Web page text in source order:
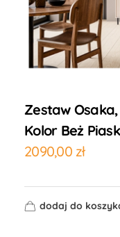
Zestaw
Kolor Beż
2090,00 zł
dodaj do